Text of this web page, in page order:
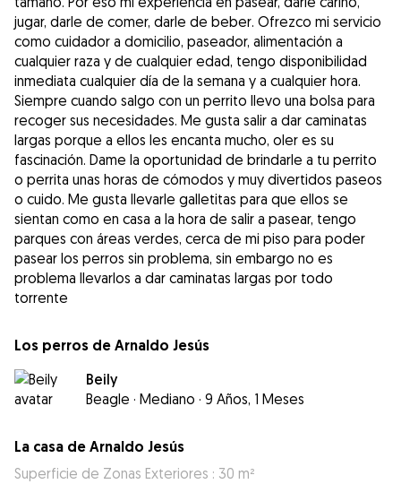
jugar, darle de comer, darle de beber. Ofrezco mi servicio
como cuidador a domicilio, paseador, alimentación a
cualquier raza y de cualquier edad, tengo disponibilidad
inmediata cualquier día de la semana y a cualquier hora.
Siempre cuando salgo con un perrito llevo una bolsa para
recoger sus necesidades. Me gusta salir a dar caminatas
largas porque a ellos les encanta mucho, oler es su
fascinación. Dame la oportunidad de brindarle a tu perrito
o perrita unas horas de cómodos y muy divertidos paseos
o cuido. Me gusta llevarle galletitas para que ellos se
sientan como en casa a la hora de salir a pasear, tengo
parques con áreas verdes, cerca de mi piso para poder
pasear los perros sin problema, sin embargo no es
problema llevarlos a dar caminatas largas por todo
torrente
Los perros de Arnaldo Jesús
Beily
Beagle · Mediano · 9 Años, 1 Meses
La casa de Arnaldo Jesús
Superficie de Zonas Exteriores : 30 m²